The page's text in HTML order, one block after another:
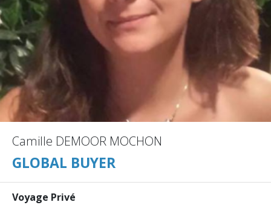
Camille DEMOOR MOCHON
GLOBAL BUYER
Voyage Privé